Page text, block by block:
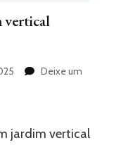
vertical
Deixe um
jardim vertical